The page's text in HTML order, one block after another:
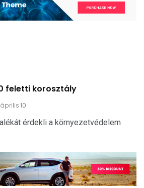
feletti korosztály
10
érdekli a környezetvédelem